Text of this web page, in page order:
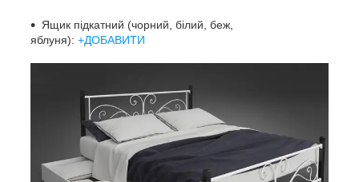
Ящик підкатний (чорний, білий, беж,
яблуня): +ДОБАВИТИ